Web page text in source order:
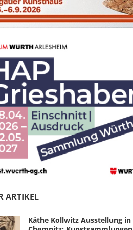
ARTIKEL
Käthe Kollwitz Ausstellung in